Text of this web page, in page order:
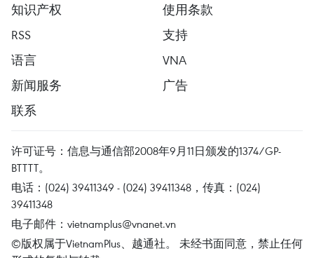
知识产权
使用条款
RSS
支持
语言
VNA
新闻服务
广告
联系
许可证号：信息与通信部2008年9月11日颁发的1374/GP-
BTTTT。
电话：(024) 39411349 - (024) 39411348，传真：(024)
39411348
电子邮件： vietnamplus@vnanet.vn
©版权属于VietnamPlus、越通社。 未经书面同意，禁止任何